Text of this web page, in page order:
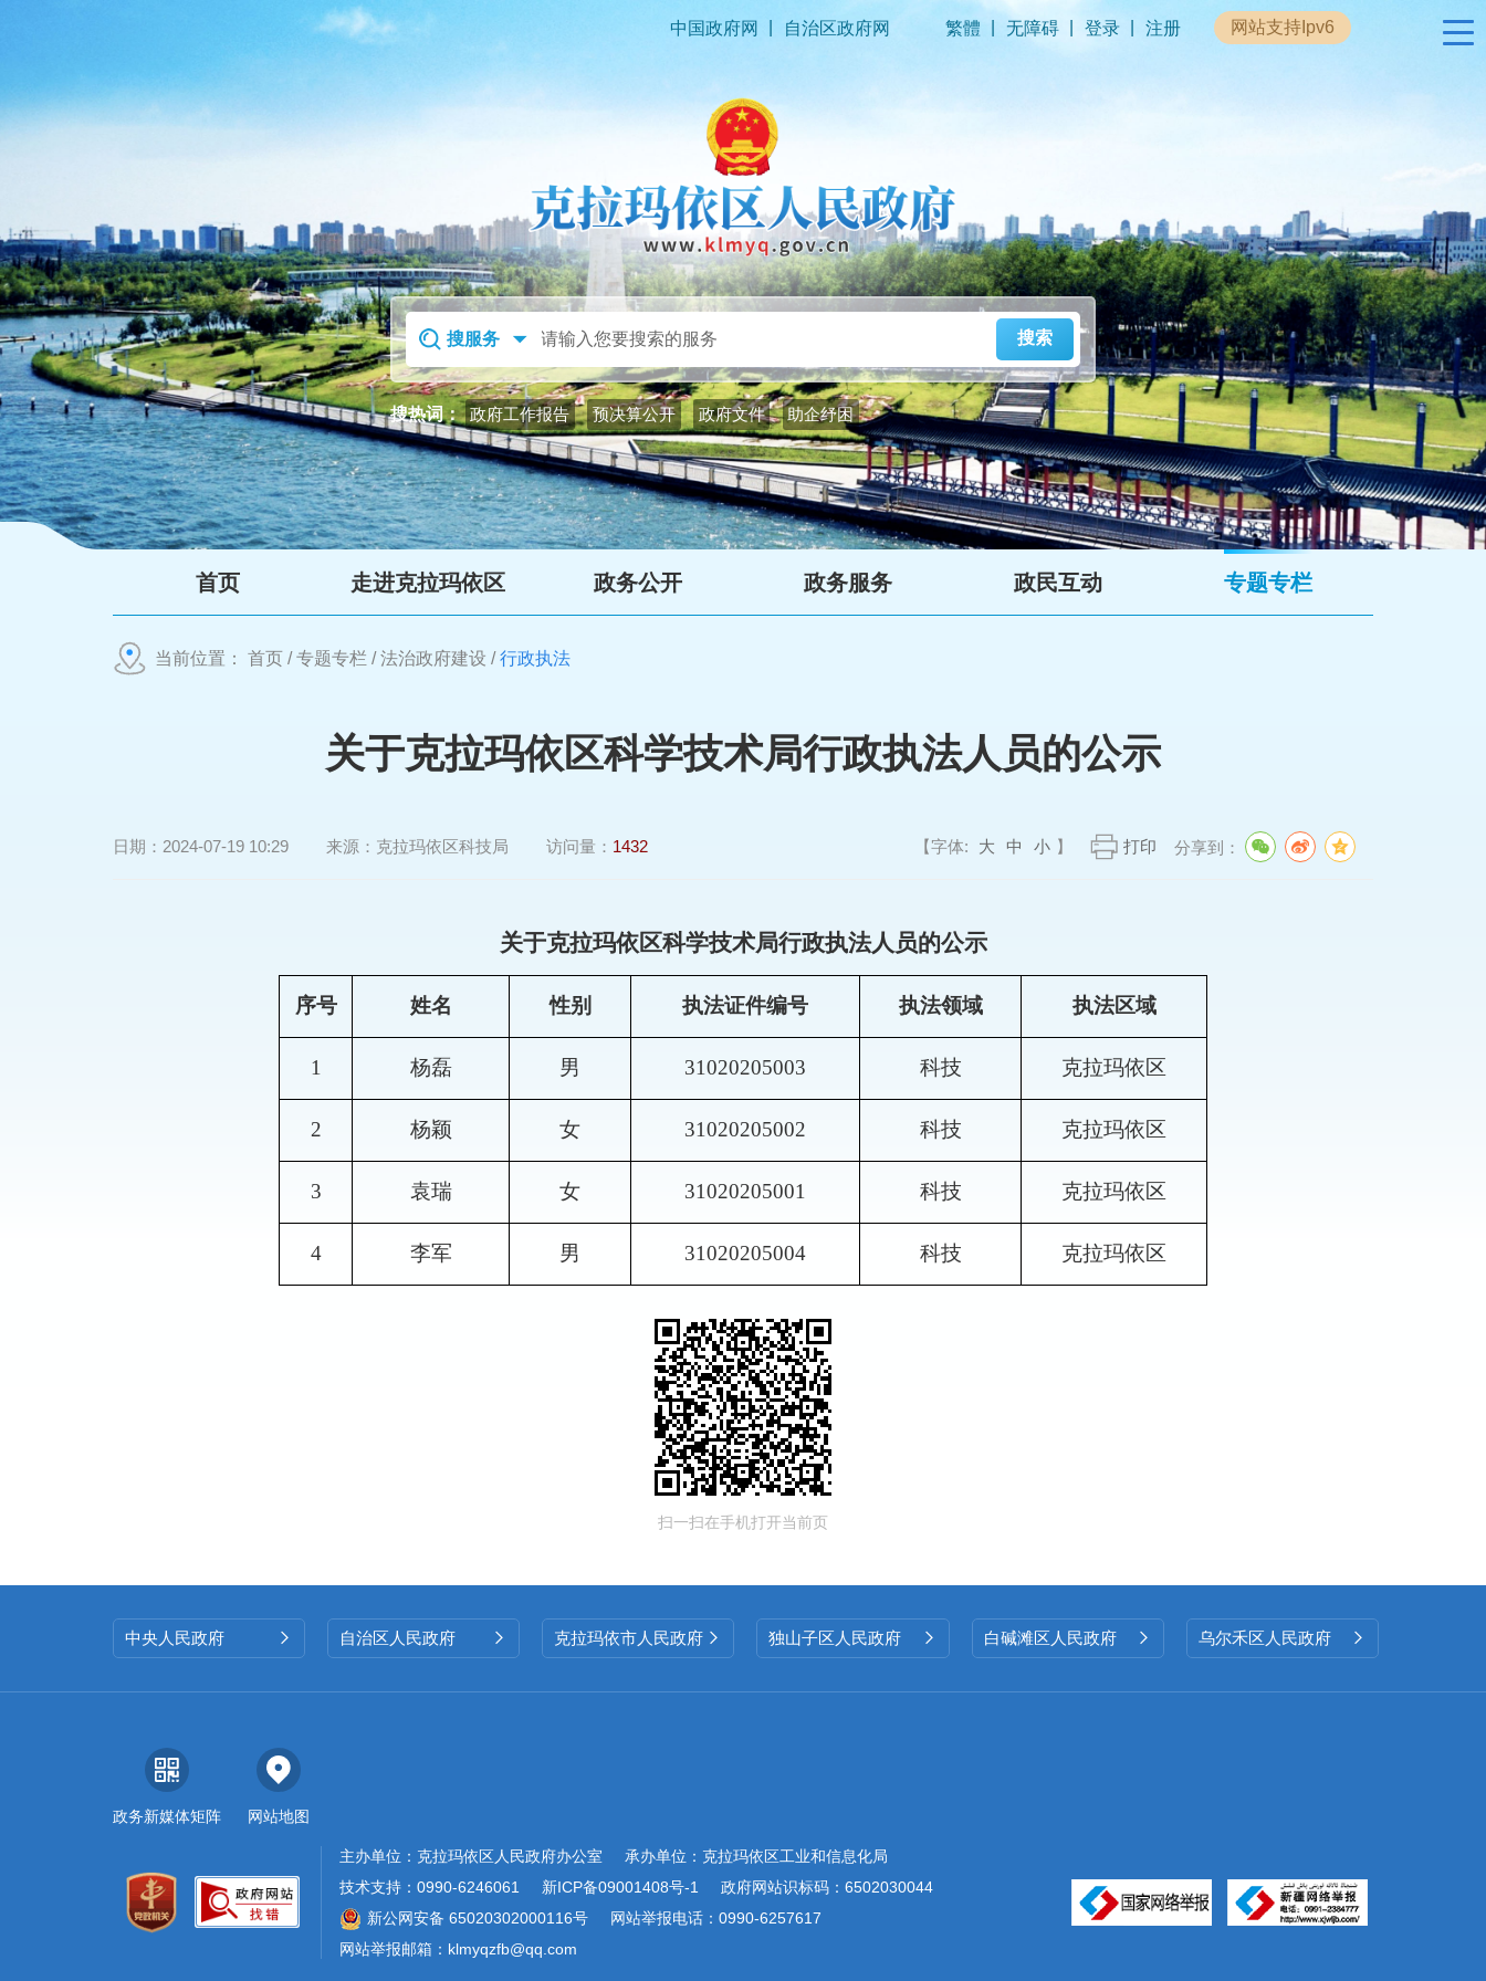
中国政府网 自治区政府网 繁體 无障碍 登录 注册 网站支持Ipv6
搜热词： 政府工作报告 预决算公开 政府文件 助企纾困
首页 走进克拉玛依区 政务公开 政务服务 政民互动 专题专栏
走进克拉玛依区 政务服务 政民互动 专题专栏
当前位置： 首页 /专题专栏 /法治政府建设 /行政执法
关于克拉玛依区科学技术局行政执法人员的公示
日期： 2024-07-19 10:29 来源： 克拉玛依区科技局 访问量： 1432 【字体: 大 中 小 】 打印 分享到：
关于克拉玛依区科学技术局行政执法人员的公示
序号 姓名 性别 执法证件编号 执法领域 执法区域
1 杨磊 男 31020205003 科技 克拉玛依区
2 杨颖 女 31020205002 科技 克拉玛依区
3 袁瑞 女 31020205001 科技 克拉玛依区
4 李军 男 31020205004 科技 克拉玛依区
扫一扫在手机打开当前页
中央人民政府  自治区人民政府  克拉玛依市人民政府  独山子区人民政府  白碱滩区人民政府  乌尔禾区人民政府 
政务新媒体矩阵 网站地图
主办单位：克拉玛依区人民政府办公室
承办单位：克拉玛依区工业和信息化局
技术支持：0990-6246061
新ICP备09001408号-1
政府网站识标码：6502030044
新公网安备 65020302000116号
网站举报电话：0990-6257617
网站举报邮箱：klmyqzfb@qq.com